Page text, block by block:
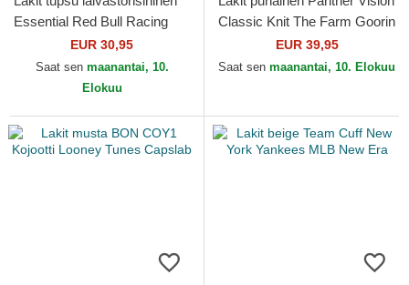
Essential Red Bull Racing
Formula 1 New Era
EUR 30,95
Saat sen maanantai, 10.
Elokuu
Classic Knit The Farm Goorin
EUR 39,95
Saat sen maanantai, 10. Elokuu